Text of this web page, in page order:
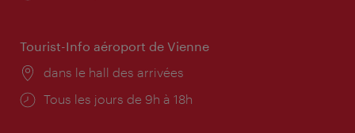
Tourist-Info aéroport de Vienne
Lieu:
dans le hall des arrivées
Horaires
Tous les jours de 9h à 18h